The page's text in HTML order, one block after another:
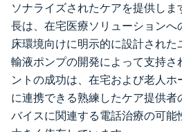
ソナライズされたケアを提供し
長は、在宅医療ソリューション
床環境向けに明示的に設計され
輸液ポンプの開発によって支持さ
ントの成功は、在宅および老人
に連携できる熟練したケア提供
バイスに関連する電話治療の可能